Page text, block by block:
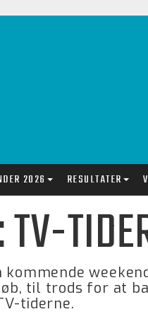
2026 RESULTATER
til trods for at
tiderne.